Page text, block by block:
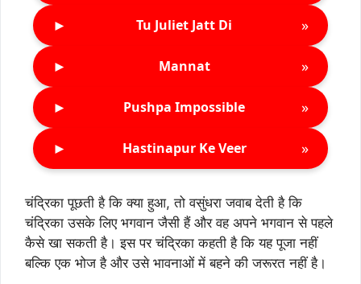
► Tu Juliet Jatt Di »
► Mannat »
► Pushpa Impossible »
► Hastinapur Ke Veer »
चंद्रिका पूछती है कि क्या हुआ, तो वसुंधरा जवाब देती है कि
चंद्रिका उसके लिए भगवान जैसी हैं और वह अपने भगवान से पहले
कैसे खा सकती है। इस पर चंद्रिका कहती है कि यह पूजा नहीं
बल्कि एक भोज है और उसे भावनाओं में बहने की जरूरत नहीं है।